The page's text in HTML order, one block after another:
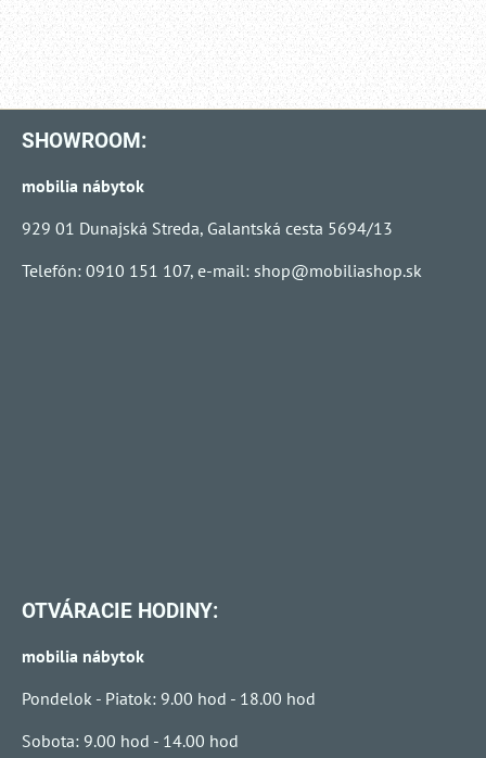
SHOWROOM:
mobilia nábytok
929 01 Dunajská Streda, Galantská cesta 5694/13
Telefón: 0910 151 107, e-mail: shop@mobiliashop.sk
OTVÁRACIE HODINY:
mobilia nábytok
Pondelok - Piatok: 9.00 hod - 18.00 hod
Sobota: 9.00 hod - 14.00 hod